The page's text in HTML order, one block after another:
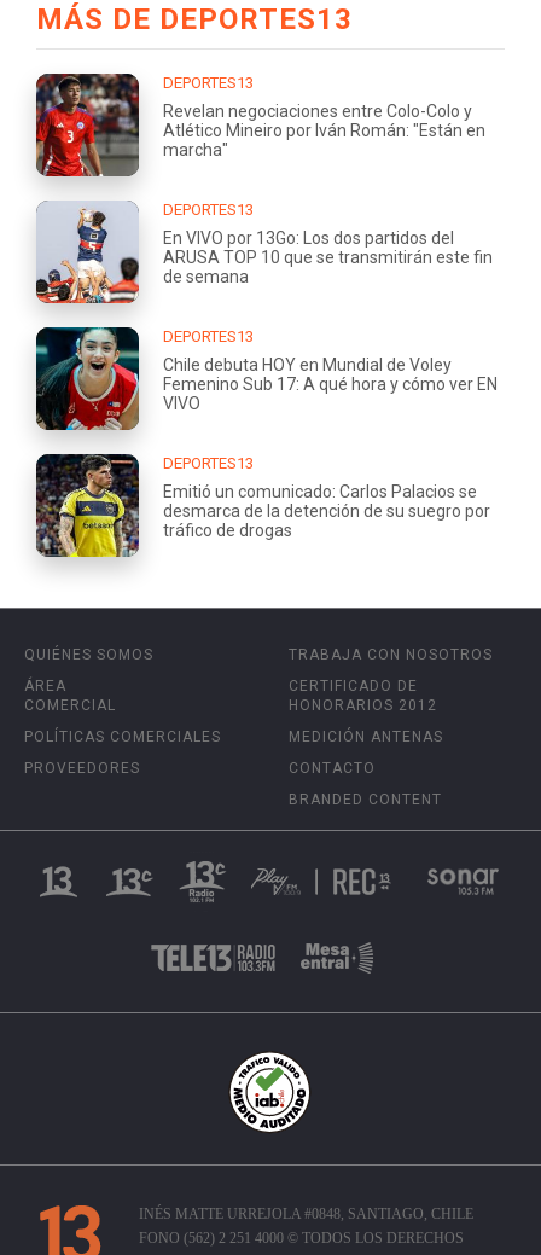
MÁS DE DEPORTES13
DEPORTES13
Revelan negociaciones entre Colo-Colo y
Atlético Mineiro por Iván Román: "Están en
marcha"
DEPORTES13
En VIVO por 13Go: Los dos partidos del
ARUSA TOP 10 que se transmitirán este fin
de semana
DEPORTES13
Chile debuta HOY en Mundial de Voley
Femenino Sub 17: A qué hora y cómo ver EN
VIVO
DEPORTES13
Emitió un comunicado: Carlos Palacios se
desmarca de la detención de su suegro por
tráfico de drogas
QUIÉNES SOMOS
ÁREA
COMERCIAL
POLÍTICAS COMERCIALES
PROVEEDORES
TRABAJA CON NOSOTROS
CERTIFICADO DE
HONORARIOS 2012
MEDICIÓN ANTENAS
CONTACTO
BRANDED CONTENT
INÉS MATTE URREJOLA #0848, SANTIAGO, CHILE
FONO (562) 2 251 4000 © TODOS LOS DERECHOS